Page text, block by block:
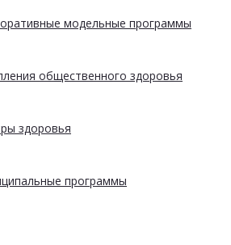
модельные программы
общественного здоровья
здоровья
программы